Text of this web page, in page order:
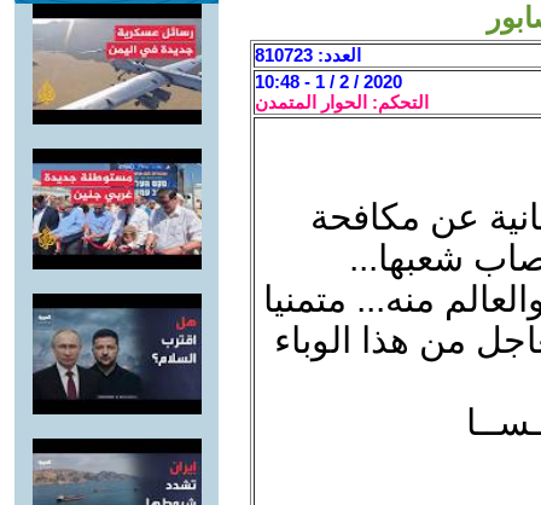
العدد: 810723
2020 / 2 / 1 - 10:48
التحكم: الحوار المتمدن
عن مكافحة
شعبها...
منه... متمنيا
من هذا الوباء